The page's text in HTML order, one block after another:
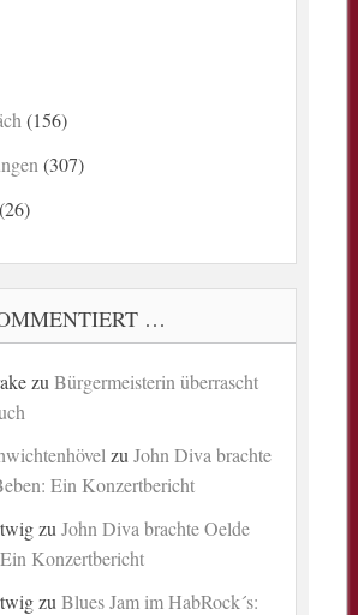
(156)
(307)
(26)
…
zuBürgermeisterin überrascht
zuJohn Diva brachte
Ein Konzertbericht
zuJohn Diva brachte Oelde
Konzertbericht
zuBlues Jam im HabRock´s: